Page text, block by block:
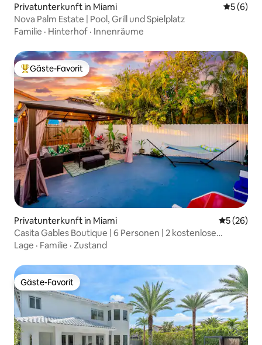
Privatunterkunft in Miami
5 (6)
Nova Palm Estate | Pool, Grill und Spielplatz
Familie · Hinterhof · Innenräume
Beliebter Gäste-Favorit.
Gäste-Favorit
Privatunterkunft in Miami
5 (26)
Casita Gables Boutique | 6 Personen | 2 kostenlose
Parkplätze
Lage · Familie · Zustand
Gäste-Favorit
Gäste-Favorit